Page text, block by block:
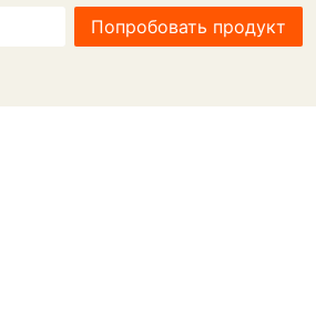
Попробовать продукт